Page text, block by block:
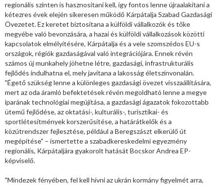
regionális szinten is hasznosítani kell, így fontos lenne újraalakítani a
kétezres évek elején sikeresen működő Kárpátalja Szabad Gazdasági
Övezetet. Ez keretet biztosítana a külföldi vállalkozók és tőke
megyébe való bevonzására, a hazai és külföldi vállalkozások közötti
kapcsolatok elmélyítésére, Kárpátalja és a vele szomszédos EU-s
országok, régiók gazdaságával való integrációjára. Ennek révén
számos új munkahely jöhetne létre, gazdasági, infrastrukturális
fejlődés indulhatna el, mely javítana a lakosság életszínvonalán.
"Égető szükség lenne a különleges gazdasági övezet visszaállítására,
mert az oda áramló befektetések révén megoldható lenne a megye
iparának technológiai megújítása, a gazdasági ágazatok fokozottabb
ütemű fejlődése, az oktatási-, kulturális-, turisztikai- és
sportlétesítmények korszerűsítése, a határátkelők és a
közútrendszer fejlesztése, például a Beregszászt elkerülő út
megépítése" – ismertette a szabadkereskedelmi egyezmény
regionális, Kárpátaljára gyakorolt hatását Bocskor Andrea EP-
képviselő.
"Mindezek fényében, fel kell hívni az ukrán kormány figyelmét arra,